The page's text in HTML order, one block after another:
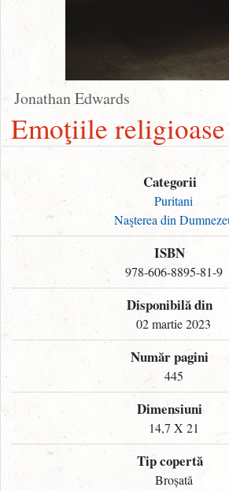
Jonathan Edwards
Emoţiile religioase
Categorii
Puritani
Naşterea din
ISBN
978-606-8895-81-9
Disponibilă din
02 martie 2023
Număr pagini
445
Dimensiuni
14,7 X 21
Tip copertă
Broșată